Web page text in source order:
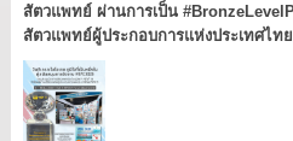
สัตวแพทย์ ผ่านการเป็น
สัตวแพทย์ผู้ประกอบการแห่งประเทศไทย